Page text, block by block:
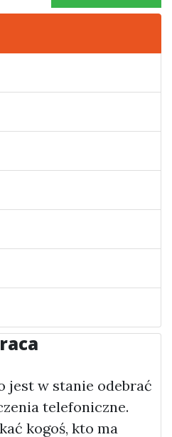
jest w stanie odebrać
telefoniczne.
kogoś, kto ma